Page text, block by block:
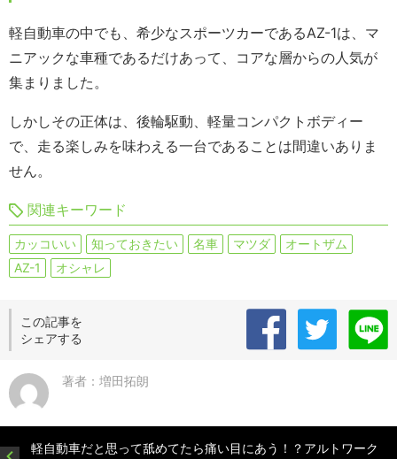
軽自動車の中でも、希少なスポーツカーであるAZ-1は、マ
ニアックな車種であるだけあって、コアな層からの人気が
集まりました。
しかしその正体は、後輪駆動、軽量コンパクトボディー
で、走る楽しみを味わえる一台であることは間違いありま
せん。
関連キーワード
カッコいい 知っておきたい 名車 マツダ
オートザム
AZ-1
オシャレ
この記事を
シェアする
著者：増田拓朗
軽自動車だと思って舐めてたら痛い目にあう！？アルトワーク